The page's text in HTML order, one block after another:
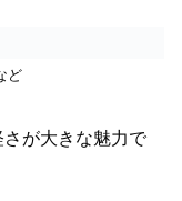
ど
が大きな魅力で